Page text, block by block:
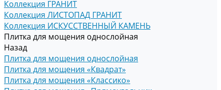
Коллекция ГРАНИТ
Коллекция ЛИСТОПАД ГРАНИТ
Коллекция ИСКУССТВЕННЫЙ КАМЕНЬ
Плитка для мощения однослойная
Назад
Плитка для мощения однослойная
Плитка для мощения «Квадрат»
Плитка для мощения «Классико»